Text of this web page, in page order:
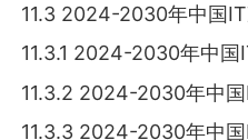
11.3 2024-2030年中国
11.3.1 2024-2030年中国
11.3.2 2024-2030年中
11.3.3 2024-2030年中